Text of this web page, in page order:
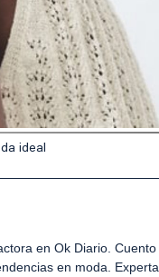
ideal
en Ok Diario. Cuento
en moda. Experta